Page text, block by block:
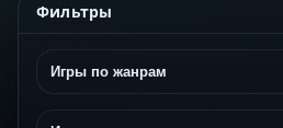
Фильтры
Игры по жанрам